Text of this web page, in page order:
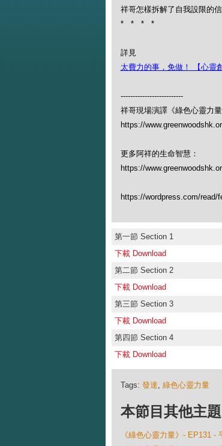
祥哥怎樣拆解了自我設限的
* * * *
詳見
太費力的事，免做！ 【心靈創
--------------------------
祥哥現場演譯《綠色心靈力量
https://
更多阿祥的生命智慧：
https://
https://wordpress.com/read/
第一節 Section 1
下載 Download
第二節 Section 2
下載 Download
第三節 Section 3
下載 Download
第四節 Section 4
下載 Download
Tags: 發達, 綠色心靈力量
本節目其他主
《綠色心靈力量》- EP131 -